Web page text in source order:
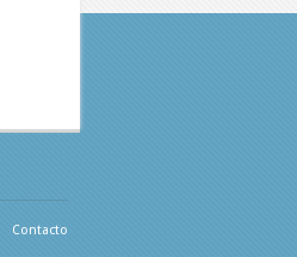
Contacto